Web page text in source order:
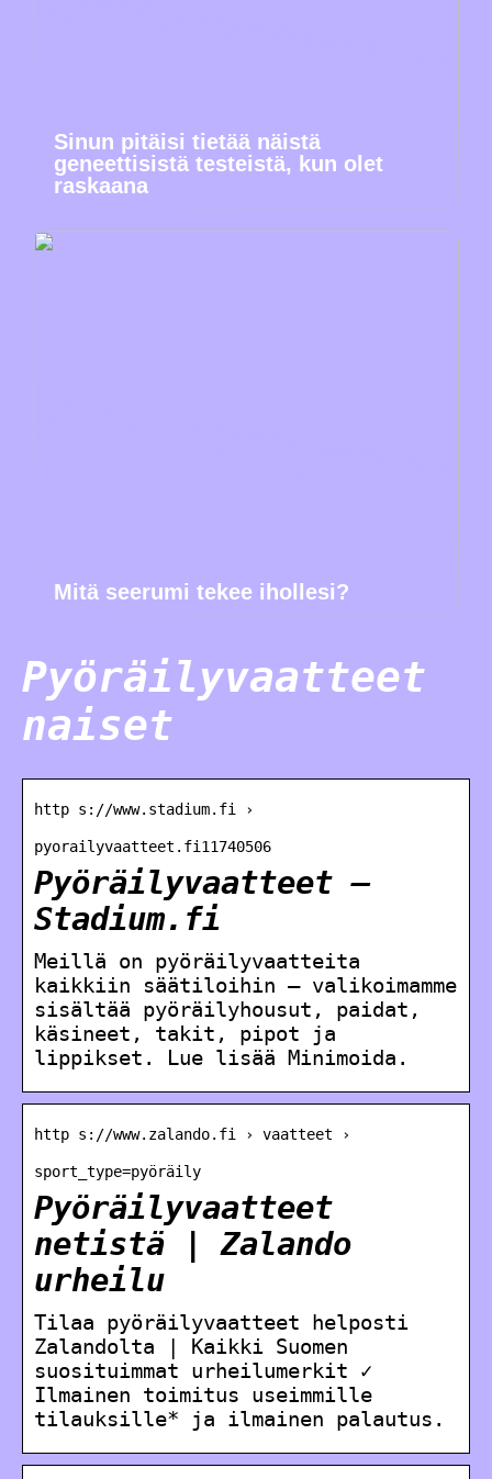
Sinun pitäisi tietää näistä
geneettisistä testeistä, kun olet
raskaana
Mitä seerumi tekee ihollesi?
Pyöräilyvaatteet
naiset
http s://www.stadium.fi ›
pyorailyvaatteet.fi11740506
Pyöräilyvaatteet –
Stadium.fi
Meillä on pyöräilyvaatteita
kaikkiin säätiloihin – valikoimamme
sisältää pyöräilyhousut, paidat,
käsineet, takit, pipot ja
lippikset. Lue lisää Minimoida.
http s://www.zalando.fi › vaatteet ›
sport_type=pyöräily
Pyöräilyvaatteet
netistä | Zalando
urheilu
Tilaa pyöräilyvaatteet helposti
Zalandolta | Kaikki Suomen
suosituimmat urheilumerkit ✓
Ilmainen toimitus useimmille
tilauksille* ja ilmainen palautus.